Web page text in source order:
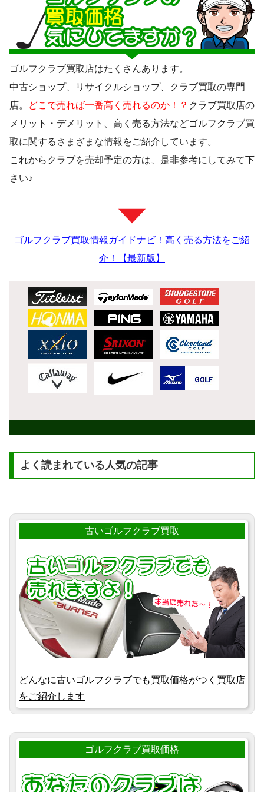
ゴルフクラブ買取店はたくさんあります。
中古ショップ、リサイクルショップ、クラブ買取の専門
店。
どこで売れば一番高く売れるのか！？ クラブ買取店の
メリット・デメリット、高く売る方法などゴルフクラブ買
取に関するさまざまな情報をご紹介しています。
これからクラブを売却予定の方は、是非参考にしてみて下
さい♪
ゴルフクラブ買取情報ガイドナビ！高く売る方法をご紹
介！【最新版】
よく読まれている人気の記事
古いゴルフクラブ買取
どんなに古いゴルフクラブでも買取価格がつく買取店
をご紹介します
ゴルフクラブ買取価格